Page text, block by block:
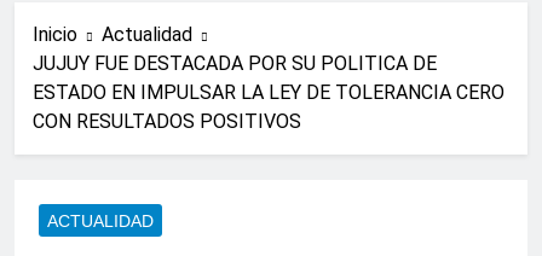
Inicio
Actualidad
JUJUY FUE DESTACADA POR SU POLITICA DE
ESTADO EN IMPULSAR LA LEY DE TOLERANCIA CERO
CON RESULTADOS POSITIVOS
ACTUALIDAD